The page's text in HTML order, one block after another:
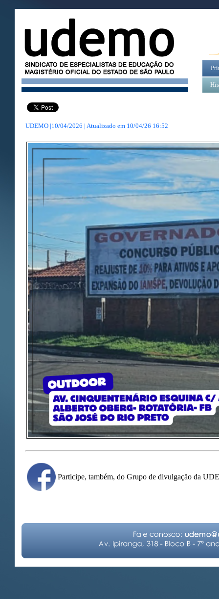
UDEMO |10/04/2026 | Atualizado em 10/04/26 16:52
Participe, também, do Grupo de divulgação da